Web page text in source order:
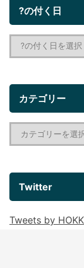
?の付く日
カテゴリー
Twitter
Tweets by